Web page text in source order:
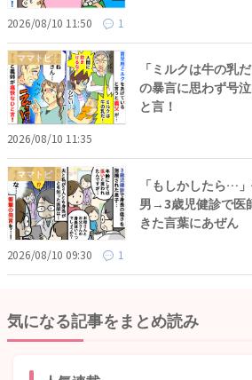
2026/08/10 11:50 1
ママトピ
「ミルクは牛の乳
の暴言に思わず号
と言！
2026/08/10 11:35
ママトピ
「もしかしたら…
男→3歳児健診で医
きた言葉にあぜん
2026/08/10 09:30 1
気になる記事をまとめ読み